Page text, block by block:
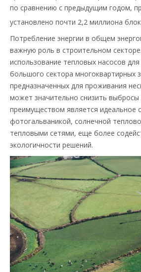
по сравнению с предыдущим годом,
установлено почти 2,2 миллиона
Потребление энергии в общем
важную роль в строительном
использование тепловых насосов
большого сектора многоквартирных
предназначенных для проживания
может значительно снизить
преимуществом является идеальное
фотогальваникой, солнечной
тепловыми сетями, еще более
экологичности решений.